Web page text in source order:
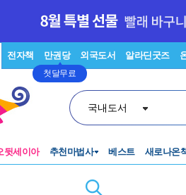
전자책 만권당
첫달무료
외국도서 알라딘굿즈
국내도서
뒷세이아 추천마법사 베스트 새로나온